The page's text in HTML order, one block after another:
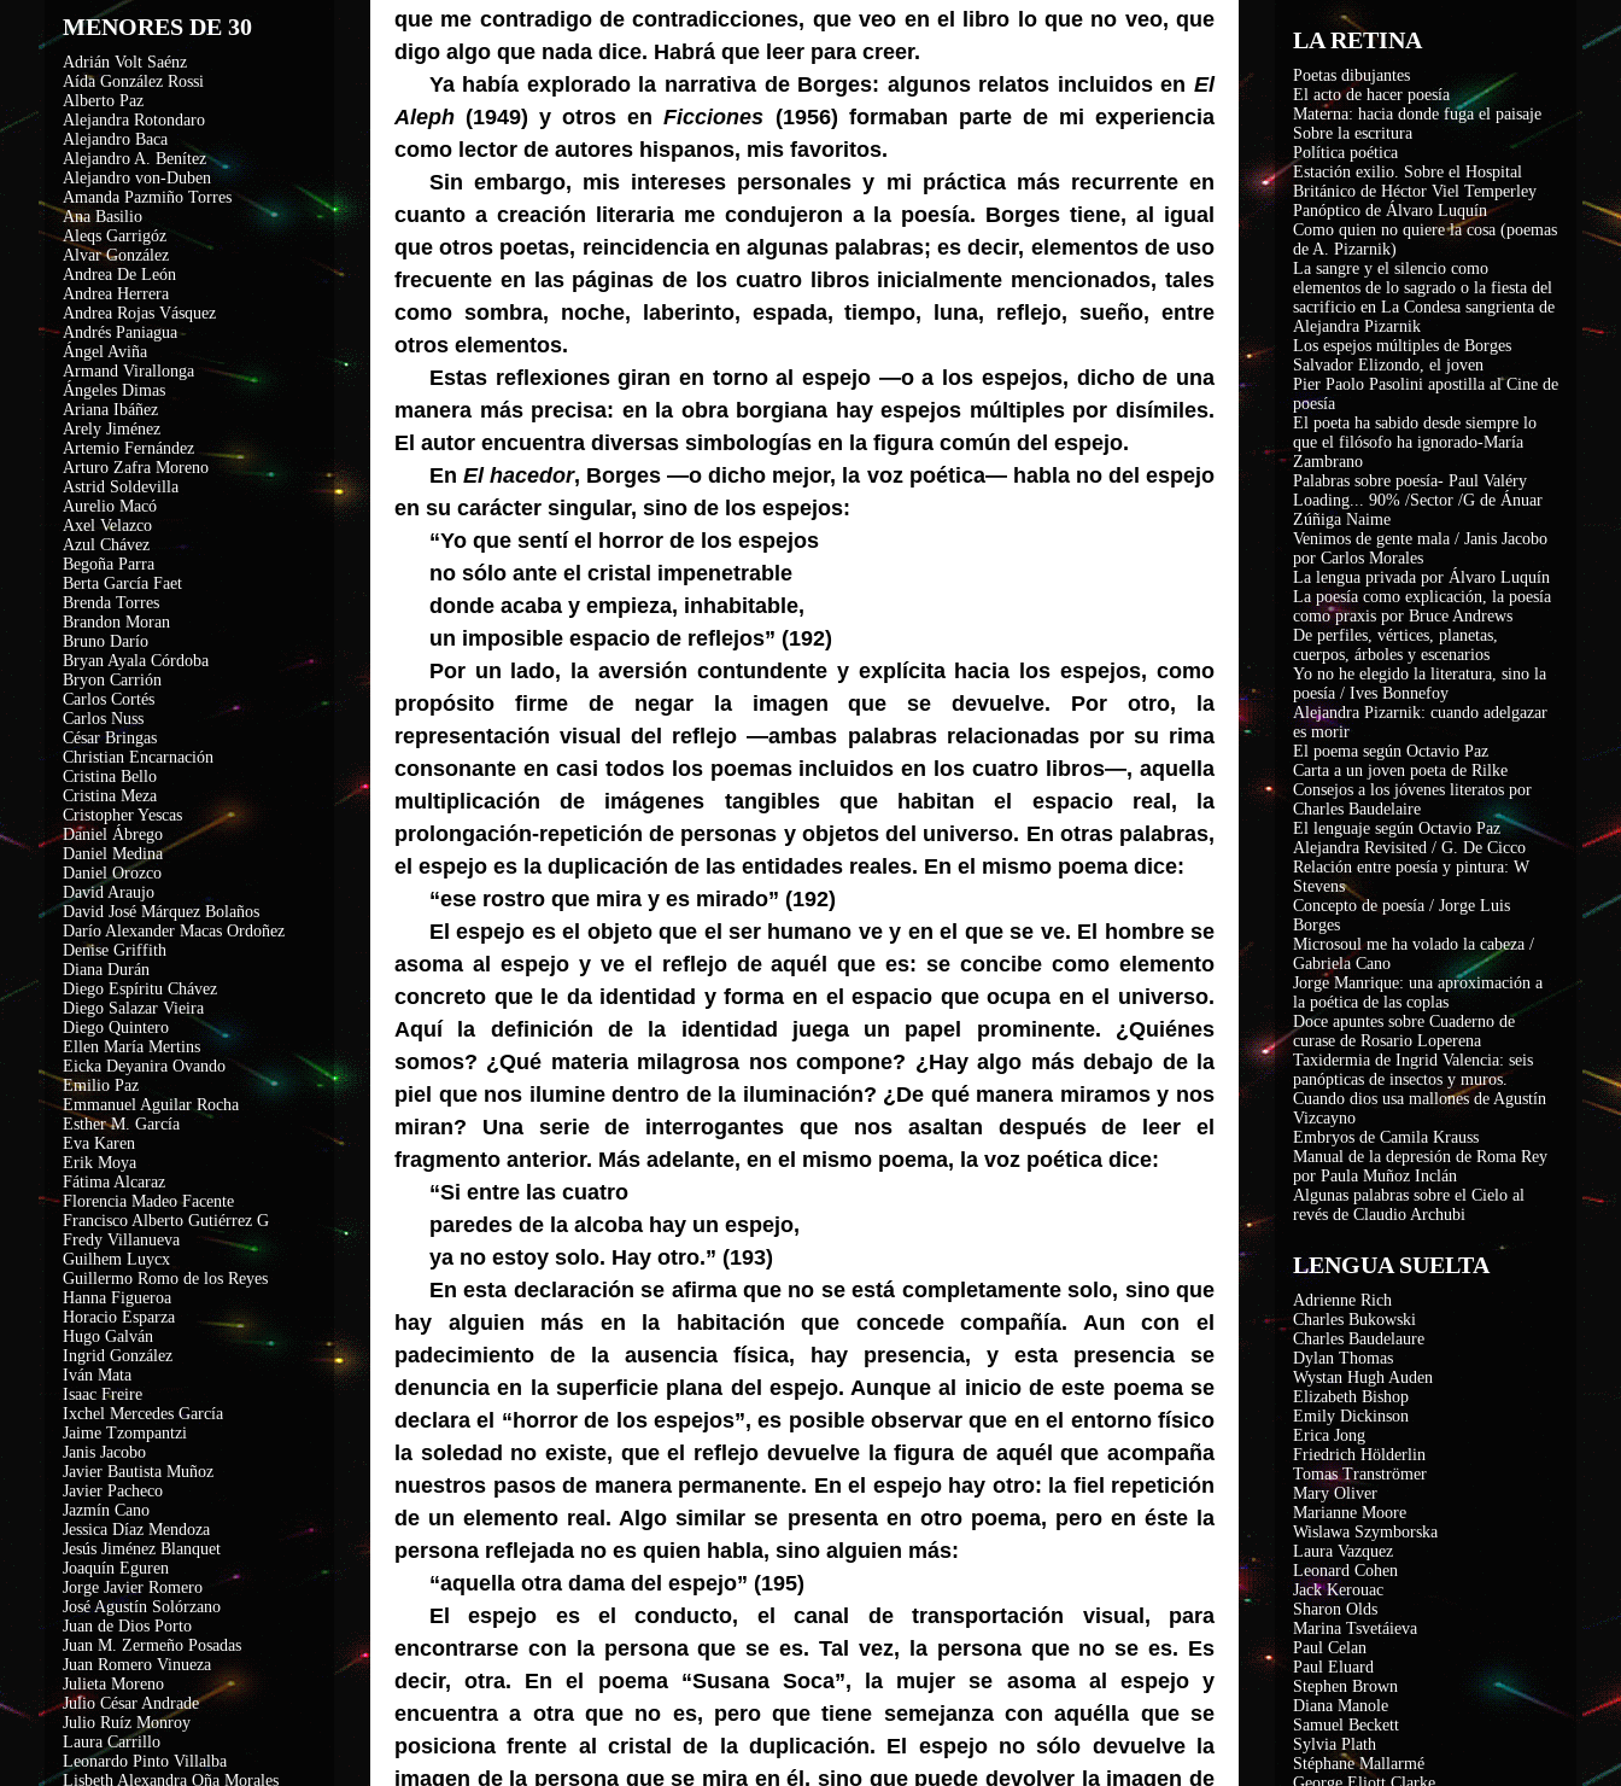
que me contradigo de contradicciones, que veo en el libro lo que no veo, que
digo algo que nada dice. Habrá que leer para creer.
Ya había explorado la narrativa de Borges: algunos relatos incluidos en El
Aleph (1949) y otros enFicciones (1956) formaban parte de mi experiencia
como lector de autores hispanos, mis favoritos.
Sin embargo, mis intereses personales y mi práctica más recurrente en
cuanto a creación literaria me condujeron a la poesía. Borges tiene, al igual
que otros poetas, reincidencia en algunas palabras; es decir, elementos de uso
frecuente en las páginas de los cuatro libros inicialmente mencionados, tales
como sombra, noche, laberinto, espada, tiempo, luna, reflejo, sueño, entre
otros elementos.
Estas reflexiones giran en torno al espejo —o a los espejos, dicho de una
manera más precisa: en la obra borgiana hay espejos múltiples por disímiles.
El autor encuentra diversas simbologías en la figura común del espejo.
En El hacedor, Borges —o dicho mejor, la voz poética— habla no del espejo
en su carácter singular, sino de los espejos:
“Yo que sentí el horror de los espejos
no sólo ante el cristal impenetrable
donde acaba y empieza, inhabitable,
un imposible espacio de reflejos” (192)
Por un lado, la aversión contundente y explícita hacia los espejos, como
propósito firme de negar la imagen que se devuelve. Por otro, la
representación visual del reflejo —ambas palabras relacionadas por su rima
consonante en casi todos los poemas incluidos en los cuatro libros—, aquella
multiplicación de imágenes tangibles que habitan el espacio real, la
prolongación-repetición de personas y objetos del universo. En otras palabras,
el espejo es la duplicación de las entidades reales. En el mismo poema dice:
“ese rostro que mira y es mirado” (192)
El espejo es el objeto que el ser humano ve y en el que se ve. El hombre se
asoma al espejo y ve el reflejo de aquél que es: se concibe como elemento
concreto que le da identidad y forma en el espacio que ocupa en el universo.
Aquí la definición de la identidad juega un papel prominente. ¿Quiénes
somos? ¿Qué materia milagrosa nos compone? ¿Hay algo más debajo de la
piel que nos ilumine dentro de la iluminación? ¿De qué manera miramos y nos
miran? Una serie de interrogantes que nos asaltan después de leer el
fragmento anterior. Más adelante, en el mismo poema, la voz poética dice:
“Si entre las cuatro
paredes de la alcoba hay un espejo,
ya no estoy solo. Hay otro.” (193)
En esta declaración se afirma que no se está completamente solo, sino que
hay alguien más en la habitación que concede compañía. Aun con el
padecimiento de la ausencia física, hay presencia, y esta presencia se
denuncia en la superficie plana del espejo. Aunque al inicio de este poema se
declara el “horror de los espejos”, es posible observar que en el entorno físico
la soledad no existe, que el reflejo devuelve la figura de aquél que acompaña
nuestros pasos de manera permanente. En el espejo hay otro: la fiel repetición
de un elemento real. Algo similar se presenta en otro poema, pero en éste la
persona reflejada no es quien habla, sino alguien más:
“aquella otra dama del espejo” (195)
El espejo es el conducto, el canal de transportación visual, para
encontrarse con la persona que se es. Tal vez, la persona que no se es. Es
decir, otra. En el poema “Susana Soca”, la mujer se asoma al espejo y
encuentra a otra que no es, pero que tiene semejanza con aquélla que se
posiciona frente al cristal de la duplicación. El espejo no sólo devuelve la
imagen de la persona que se mira en él, sino que puede devolver la imagen de
MENORES DE 30
Adrián Volt Saénz
Aída González Rossi
Alberto Paz
Alejandra Rotondaro
Alejandro Baca
Alejandro A. Benítez
Alejandro von-Duben
Amanda Pazmiño Torres
Ana Basilio
Aleqs Garrigóz
Alvar González
Andrea De León
Andrea Herrera
Andrea Rojas Vásquez
Andrés Paniagua
Ángel Aviña
Armand Virallonga
Ángeles Dimas
Ariana Ibáñez
Arely Jiménez
Artemio Fernández
Arturo Zafra Moreno
Astrid Soldevilla
Aurelio Macó
Axel Velazco
Azul Chávez
Begoña Parra
Berta García Faet
Brenda Torres
Brandon Moran
Bruno Darío
Bryan Ayala Córdoba
Bryon Carrión
Carlos Cortés
Carlos Nuss
César Bringas
Christian Encarnación
Cristina Bello
Cristina Meza
Cristopher Yescas
Daniel Ábrego
Daniel Medina
Daniel Orozco
David Araujo
David José Márquez Bolaños
Darío Alexander Macas Ordoñez
Denise Griffith
Diana Durán
Diego Espíritu Chávez
Diego Salazar Vieira
Diego Quintero
Ellen María Mertins
Eicka Deyanira Ovando
Emilio Paz
Emmanuel Aguilar Rocha
Esther M. García
Eva Karen
Erik Moya
Fátima Alcaraz
Florencia Madeo Facente
Francisco Alberto Gutiérrez G
Fredy Villanueva
Guilhem Luycx
Guillermo Romo de los Reyes
Hanna Figueroa
Horacio Esparza
Hugo Galván
Ingrid González
Iván Mata
Isaac Freire
Ixchel Mercedes García
Jaime Tzompantzi
Janis Jacobo
Javier Bautista Muñoz
Javier Pacheco
Jazmín Cano
Jessica Díaz Mendoza
Jesús Jiménez Blanquet
Joaquín Eguren
Jorge Javier Romero
José Agustín Solórzano
Juan de Dios Porto
Juan M. Zermeño Posadas
Juan Romero Vinueza
Julieta Moreno
Julio César Andrade
Julio Ruíz Monroy
Laura Carrillo
Leonardo Pinto Villalba
Lisbeth Alexandra Oña Morales
LA RETINA
Poetas dibujantes
El acto de hacer poesía
Materna: hacia donde fuga el paisaje
Sobre la escritura
Política poética
Estación exilio. Sobre el Hospital
Británico de Héctor Viel Temperley
Panóptico de Álvaro Luquín
Como quien no quiere la cosa (poemas
de A. Pizarnik)
La sangre y el silencio como
elementos de lo sagrado o la fiesta del
sacrificio en La Condesa sangrienta de
Alejandra Pizarnik
Los espejos múltiples de Borges
Salvador Elizondo, el joven
Pier Paolo Pasolini apostilla al Cine de
poesía
El poeta ha sabido desde siempre lo
que el filósofo ha ignorado-María
Zambrano
Palabras sobre poesía- Paul Valéry
Loading... 90% /Sector /G de Ánuar
Zúñiga Naime
Venimos de gente mala / Janis Jacobo
por Carlos Morales
La lengua privada por Álvaro Luquín
La poesía como explicación, la poesía
como praxis por Bruce Andrews
De perfiles, vértices, planetas,
cuerpos, árboles y escenarios
Yo no he elegido la literatura, sino la
poesía / Ives Bonnefoy
Alejandra Pizarnik: cuando adelgazar
es morir
El poema según Octavio Paz
Carta a un joven poeta de Rilke
Consejos a los jóvenes literatos por
Charles Baudelaire
El lenguaje según Octavio Paz
Alejandra Revisited / G. De Cicco
Relación entre poesía y pintura: W
Stevens
Concepto de poesía / Jorge Luis
Borges
Microsoul me ha volado la cabeza /
Gabriela Cano
Jorge Manrique: una aproximación a
la poética de las coplas
Doce apuntes sobre Cuaderno de
curase de Rosario Loperena
Taxidermia de Ingrid Valencia: seis
panópticas de insectos y muros.
Cuando dios usa mallones de Agustín
Vizcayno
Embryos de Camila Krauss
Manual de la depresión de Roma Rey
por Paula Muñoz Inclán
Algunas palabras sobre el Cielo al
revés de Claudio Archubi
LENGUA SUELTA
Adrienne Rich
Charles Bukowski
Charles Baudelaure
Dylan Thomas
Wystan Hugh Auden
Elizabeth Bishop
Emily Dickinson
Erica Jong
Friedrich Hölderlin
Tomas Tranströmer
Mary Oliver
Marianne Moore
Wislawa Szymborska
Laura Vazquez
Leonard Cohen
Jack Kerouac
Sharon Olds
Marina Tsvetáieva
Paul Celan
Paul Eluard
Stephen Brown
Diana Manole
Samuel Beckett
Sylvia Plath
Stéphane Mallarmé